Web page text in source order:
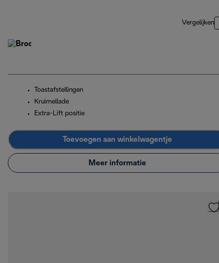
Vergelijken
Toastafstellingen
Kruimellade
Extra-Lift positie
Toevoegen aan winkelwagentje
Meer informatie